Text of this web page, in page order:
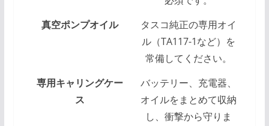
真空ポンプオイル
タスコ純正の専用オイ
ル（TA117-1など）を
常備してください。
専用キャリングケー
ス
バッテリー、充電器、
オイルをまとめて収納
し、衝撃から守りま